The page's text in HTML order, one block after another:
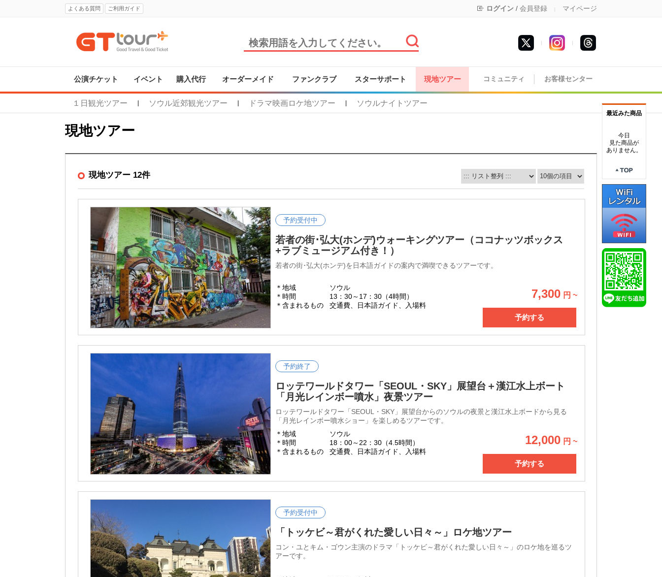
最近みた商品
今日
見た商品が
ありません。
よくある質問 ご利用ガイド ログイン / 会員登録 | マイページ
|
|
公演チケット イベント 購入代行 オーダーメイド ファンクラブ スターサポート 現地ツアー コミュニティ お客様センター
１日観光ツアー ソウル近郊観光ツアー ドラマ映画ロケ地ツアー ソウルナイトツアー
現地ツアー
現地ツアー 12件
予約受付中
若者の街･弘大(ホンデ)ウォーキングツアー（ココナッツボックス
+ラブミュージアム付き！）
若者の街･弘大(ホンデ)を日本語ガイドの案内で満喫できるツアーです。
＊地域
ソウル
＊時間
13：30～17：30（4時間）
＊含まれるもの
交通費、日本語ガイド、入場料
7,300 円 ~
予約する
予約終了
ロッテワールドタワー「SEOUL・SKY」展望台＋漢江水上ボート
「月光レインボー噴水」夜景ツアー
ロッテワールドタワー「SEOUL・SKY」展望台からのソウルの夜景と漢江水上ボードから見る
「月光レインボー噴水ショー」を楽しめるツアーです。
＊地域
ソウル
＊時間
18：00～22：30（4.5時間）
＊含まれるもの
交通費、日本語ガイド、入場料
12,000 円 ~
予約する
予約受付中
「トッケビ～君がくれた愛しい日々～」ロケ地ツアー
コン・ユとキム・ゴウン主演のドラマ「トッケビ～君がくれた愛しい日々～」のロケ地を巡るツ
アーです。